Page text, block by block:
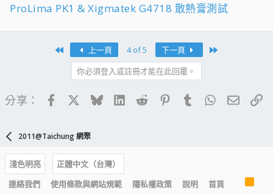
ProLima PK1 & Xigmatek G4718 散熱膏測試
上一頁 4 of 5 下一頁
你必須登入或註冊才能在此回覆。
分享： FacebookBlueskyLinkedIn
Reddit PinterestTumblrWhatsApp
電子
2011@Taichung 網聚
淺色明亮
正體中文（台灣）
連絡我們
使用條款與網站規範 隱私權政策 說明 首頁